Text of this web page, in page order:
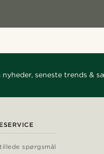
seneste trends &
spørgsmål